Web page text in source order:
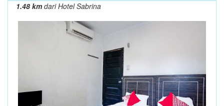
1.48 kmdari Hotel Sabrina